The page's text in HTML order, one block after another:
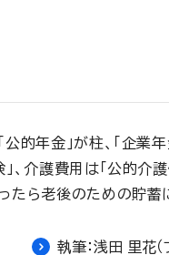
的年金」が柱、「企業
、介護費用は「公的介
たら老後のための貯蓄
執筆：浅田 里花（